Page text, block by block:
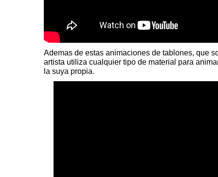
Ademas de estas animaciones de tablones, que
artista utiliza cualquier tipo de material para
la suya propia.